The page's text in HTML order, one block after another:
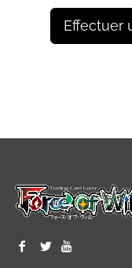
Effectuer